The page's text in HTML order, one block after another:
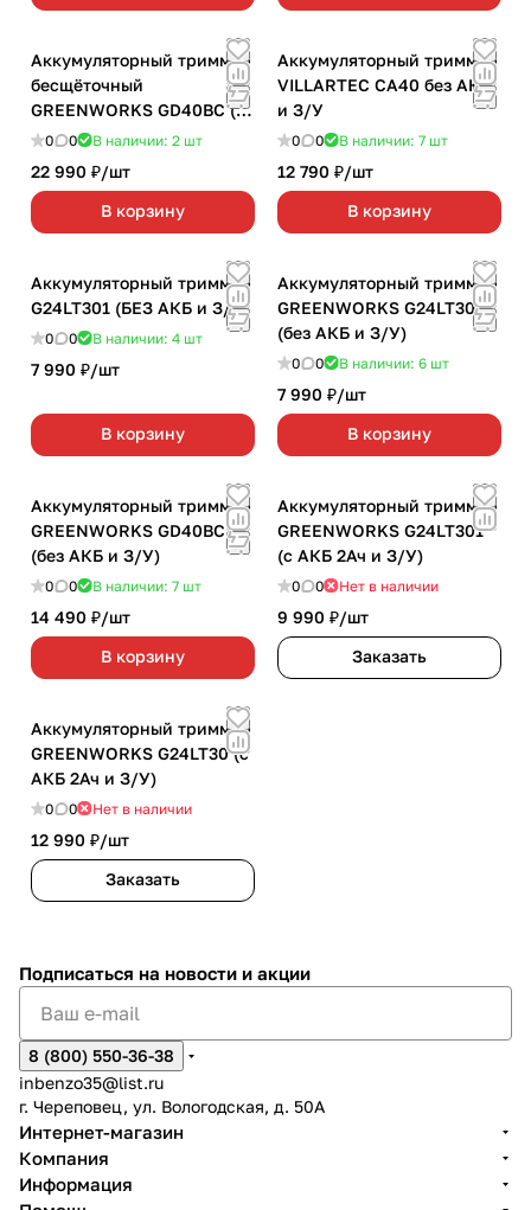
Аккумуляторный триммер
бесщёточный
GREENWORKS GD40BC (1
АКБ 4Ач + З/У)
0 0 В наличии: 2 шт
22 990 ₽/шт
В корзину
Аккумуляторный триммер
VILLARTEC СА40 без АКБ
и З/У
0 0 В наличии: 7 шт
12 790 ₽/шт
В корзину
Аккумуляторный триммер
G24LT301 (БЕЗ АКБ и З/У)
0 0 В наличии: 4 шт
7 990 ₽/шт
В корзину
Аккумуляторный триммер
GREENWORKS G24LT30
(без АКБ и З/У)
0 0 В наличии: 6 шт
7 990 ₽/шт
В корзину
Аккумуляторный триммер
GREENWORKS GD40BC
(без АКБ и З/У)
0 0 В наличии: 7 шт
14 490 ₽/шт
В корзину
Аккумуляторный триммер
GREENWORKS G24LT301
(с АКБ 2Ач и З/У)
0 0 Нет в наличии
9 990 ₽/шт
Заказать
Аккумуляторный триммер
GREENWORKS G24LT30 (с
АКБ 2Ач и З/У)
0 0 Нет в наличии
12 990 ₽/шт
Заказать
Подписаться на новости и акции
8 (800) 550-36-38
inbenzo35@list.ru
г. Череповец, ул. Вологодская, д. 50А
Интернет-магазин
Компания
Информация